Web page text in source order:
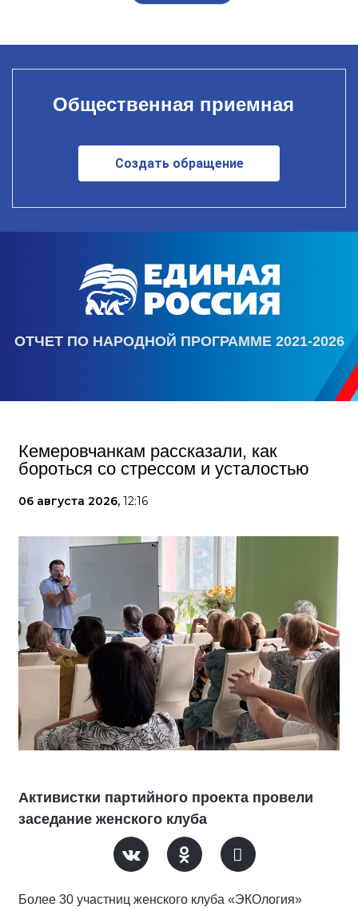
Общественная приемная
Создать обращение
ОТЧЕТ ПО НАРОДНОЙ ПРОГРАММЕ 2021-2026
Кемеровчанкам рассказали, как
бороться со стрессом и усталостью
06 августа 2026, 12:16
Активистки партийного проекта провели
заседание женского клуба
Более 30 участниц женского клуба «ЭКОлогия»